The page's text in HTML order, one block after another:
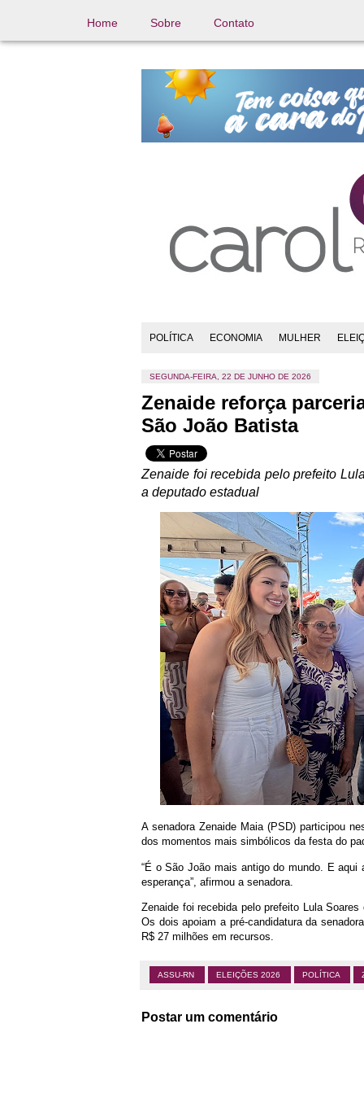
Home Sobre Contato
POLÍTICA ECONOMIA MULHER
SEGUNDA-FEIRA, 22 DE JUNHO DE 2026
Zenaide reforça
São João Batista
Zenaide foi recebida pelo prefeito
a deputado estadual
A senadora Zenaide Maia (PSD) participou
dos momentos mais simbólicos da festa do
“É o São João mais antigo do mundo. E
esperança”, afirmou a senadora.
Zenaide foi recebida pelo prefeito Lula
Os dois apoiam a pré-candidatura da
R$ 27 milhões em recursos.
ASSU-RN ELEIÇÕES 2026 POLÍTICA
Postar um comentário